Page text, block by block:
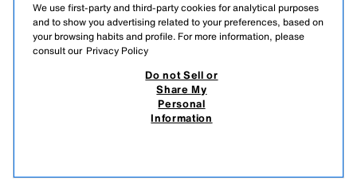
DO NOT SELL OR SHARE MY PERSONAL INFORMATION
ᲥᲐᲚᲘ / + INFO
ENGLISH
We use first-party and third-party cookies for analytical purposes
and to show you advertising related to your preferences, based on
your browsing habits and profile. For more information, please
consult our Privacy Policy
Do not Sell or
Share My
Personal
Information